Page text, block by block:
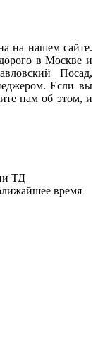
на нашем сайте.
в Москве и
Посад,
Если вы
нам об этом, и
ТД
время